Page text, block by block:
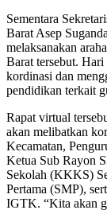
Sementara
Barat Asep
melaksanakan
Barat tersebut.
kordinasi dan
pendidikan terkait
Rapat virtual
akan melibatkan
Kecamatan,
Ketua Sub Rayon
Sekolah (KKKS)
Pertama (SMP),
IGTK. “Kita akan